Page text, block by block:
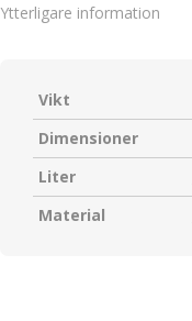
Ytterligare information
Vikt
Dimensioner
Liter
Material